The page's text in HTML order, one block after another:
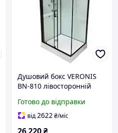
Душовий бокс VERONIS
BN-810 лівосторонній
Готово до відправки
від2622₴/міс